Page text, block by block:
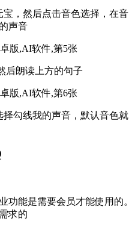
，然后点击音色选择，在音
声音
后朗读上方的句子
勾线我的声音，默认音色就
功能是需要会员才能使用的。
求的